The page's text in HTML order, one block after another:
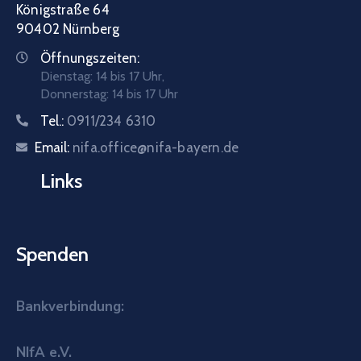
Königstraße 64
90402 Nürnberg
Öffnungszeiten:
Dienstag: 14 bis 17 Uhr,
Donnerstag: 14 bis 17 Uhr
Tel.: 0911/234 6310
Email: nifa.office@nifa-bayern.de
Links
Spenden
Bankverbindung:
NIfA e.V.